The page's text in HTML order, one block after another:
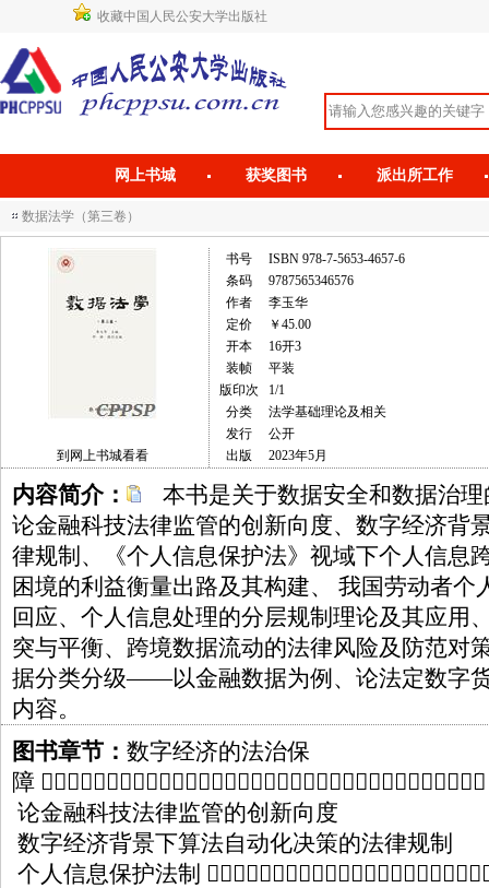
收藏中国人民公安大学出版社
网上书城 获奖图书 派出所工作
数据法学（第三卷）
到网上书城看看
书号
ISBN 978-7-5653-4657-6
条码
9787565346576
作者
李玉华
定价
￥45.00
开本
16开3
装帧
平装
版印次
1/1
分类
法学基础理论及相关
发行
公开
出版
2023年5月
内容简介：
本书是关于数据安全和数据治理
论金融科技法律监管的创新向度、数字经济背
律规制、《个人信息保护法》视域下个人信息
困境的利益衡量出路及其构建、 我国劳动者个
回应、个人信息处理的分层规制理论及其应用
突与平衡、跨境数据流动的法律风险及防范对
据分类分级——以金融数据为例、论法定数字
内容。
图书章节： 数字经济的法治保
障 􀪋􀪋􀪋􀪋􀪋􀪋􀪋􀪋􀪋􀪋􀪋􀪋􀪋􀪋􀪋􀪋􀪋􀪋􀪋􀪋􀪋􀪋􀪋􀪋􀪋􀪋􀪋􀪋􀪋􀪋􀪋􀪋􀪋􀪋
论金融科技法律监管的创新向度
数字经济背景下算法自动化决策的法律规制
个人信息保护法制